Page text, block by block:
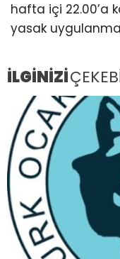
hafta içi 22.00’a
yasak
İLGİNİZİ